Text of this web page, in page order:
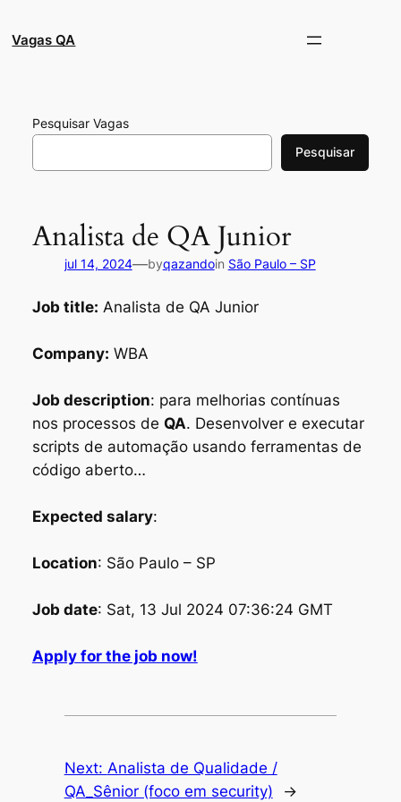
para
Vagas QA
Pesquisar Vagas
Pesquisar
Analista de QA Junior
jul 14, 2024—byqazandoin São Paulo – SP
Job title: Analista de QA Junior
Company: WBA
Job description: para melhorias contínuas
nos processos de QA. Desenvolver e executar
scripts de automação usando ferramentas de
código aberto…
Expected salary:
Location: São Paulo – SP
Job date: Sat, 13 Jul 2024 07:36:24 GMT
Apply for the job now!
Next: Analista de Qualidade /
QA_Sênior (foco em security)
→